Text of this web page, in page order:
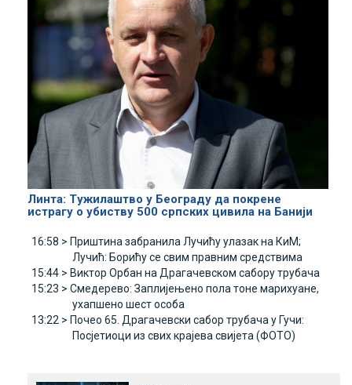
Линта: Tужилаштво у Београду да покрене
истрагу о убиству 500 српских цивила на Банији
16:58 > Приштина забранила Лучићу улазак на КиМ;
Лучић: Борићу се свим правним средствима
15:44 > Виктор Орбан на Драгачевском сабору трубача
15:23 > Смедерево: Заплијењено пола тоне марихуане,
ухапшено шест особа
13:22 > Почео 65. Драгачевски сабор трубача у Гучи:
Посјетиоци из свих крајева свијета (ФОТО)